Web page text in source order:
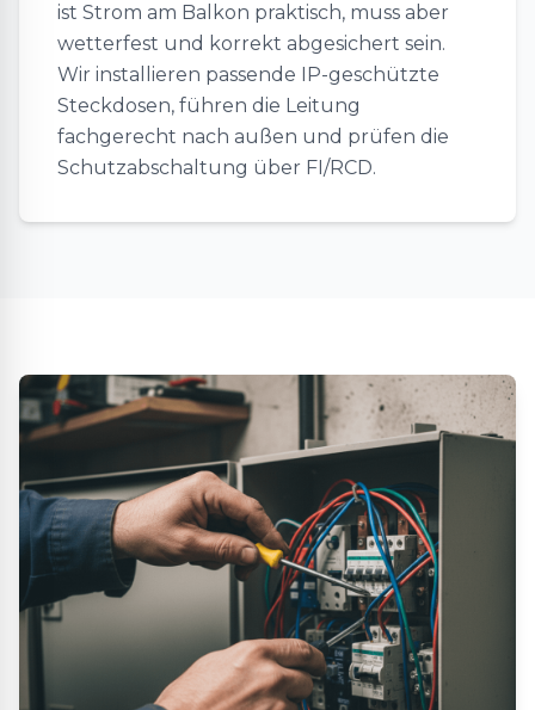
ist Strom am Balkon praktisch, muss aber
wetterfest und korrekt abgesichert sein.
Wir installieren passende IP-geschützte
Steckdosen, führen die Leitung
fachgerecht nach außen und prüfen die
Schutzabschaltung über FI/RCD.